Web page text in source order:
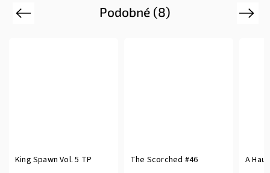
Podobné (8)
Previous
King Spawn Vol. 5 TP The Scorched #46 A
Next